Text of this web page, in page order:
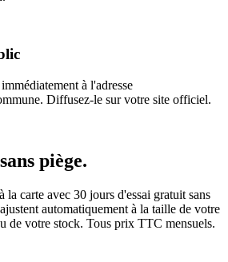
à l'adresse
Diffusez-le sur votre site officiel.
piège.
la carte avec 30 jours d'essai gratuit sans
automatiquement à la taille de votre
de votre stock. Tous prix TTC mensuels.